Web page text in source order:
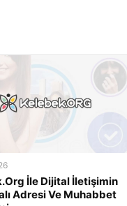
İle Dijital İletişimin
Adresi Ve Muhabbet